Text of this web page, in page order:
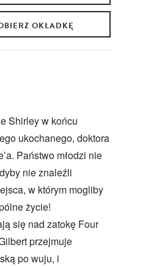
OKŁADKĘ
Shirley w końcu
ukochanego, doktora
Państwo młodzi nie
nie znaleźli
w którym mogliby
życie!
się nad zatokę Four
przejmuje
po wuju, i